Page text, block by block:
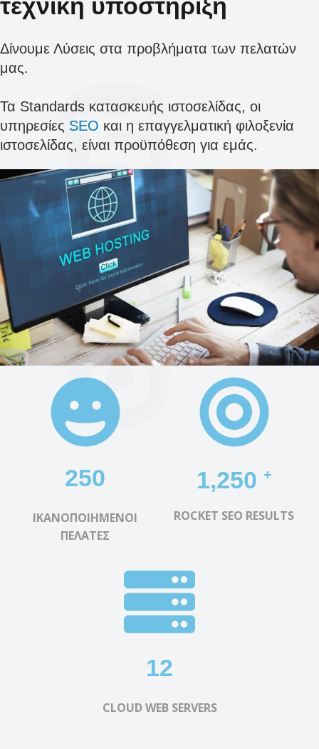
τεχνική υποστήριξη
Δίνουμε Λύσεις στα προβλήματα των πελατών
μας.
Τα Standards κατασκευής ιστοσελίδας, οι
υπηρεσίες SEO και η επαγγελματική φιλοξενία
ιστοσελίδας, είναι προϋπόθεση για εμάς.
250
ΙΚΑΝΟΠΟΙΗΜΕΝΟΙ
ΠΕΛΑΤΕΣ
1,250 +
ROCKET SEO RESULTS
12
CLOUD WEB SERVERS